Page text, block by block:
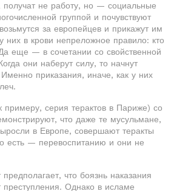
получат не работу, но — социальные
группой и почувствуют
за европейцев и прикажут им
них в крови непреложное правило: кто
еще — в сочетании со свойственной
они наберут силу, то начнут
Именно приказания, иначе, как у них
примеру, серия терактов в Париже) со
что даже те мусульмане,
в Европе, совершают теракты
есть — перевоспитанию и они не
что боязнь наказания
преступления. Однако в исламе